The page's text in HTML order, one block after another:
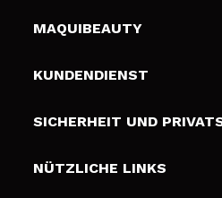
MAQUIBEAUTY
Über uns
Geschenkkarten
KUNDENDIENST
Liefer- und
Zahlung
SICHERHEIT UND
Bedingungen und
NÜTZLICHE LINKS